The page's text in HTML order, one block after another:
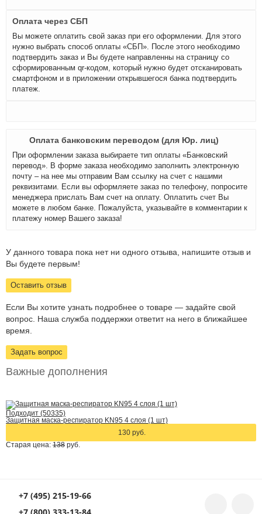
Оплата через СБП
Вы можете оплатить свой заказ при его оформлении. Для этого
нужно выбрать способ оплаты «СБП». После этого необходимо
подтвердить заказ и Вы будете направленны на страницу со
сформированным qr-кодом, который нужно будет отсканировать
смартфоном и в приложении открывшегося банка подтвердить
платеж.
Оплата банковским переводом (для Юр. лиц)
При оформлении заказа выбираете тип оплаты «Банковский
перевод». В форме заказа необходимо заполнить электронную
почту – на нее мы отправим Вам ссылку на счет с нашими
реквизитами. Если вы оформляете заказ по телефону, попросите
менеджера прислать Вам счет на оплату. Оплатить счет Вы
можете в любом банке. Пожалуйста, указывайте в комментарии к
платежу номер Вашего заказа!
У данного товара пока нет ни одного отзыва, напишите отзыв и
Вы будете первым!
Оставить отзыв
Если Вы хотите узнать подробнее о товаре — задайте свой
вопрос. Наша служба поддержки ответит на него в ближайшее
время.
Задать вопрос
Важные дополнения
Подходит (50335)
Защитная маска-респиратор KN95 4 слоя (1 шт)
130 руб.
Старая цена: 138 руб.
+7 (495) 215-19-66